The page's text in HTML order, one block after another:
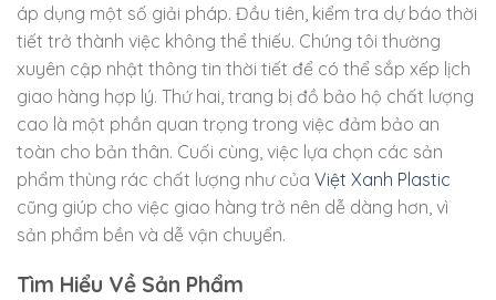
áp dụng một số giải pháp. Đầu tiên, kiểm tra dự báo thời
tiết trở thành việc không thể thiếu. Chúng tôi thường
xuyên cập nhật thông tin thời tiết để có thể sắp xếp lịch
giao hàng hợp lý. Thứ hai, trang bị đồ bảo hộ chất lượng
cao là một phần quan trọng trong việc đảm bảo an
toàn cho bản thân. Cuối cùng, việc lựa chọn các sản
phẩm thùng rác chất lượng như của Việt Xanh Plastic
cũng giúp cho việc giao hàng trở nên dễ dàng hơn, vì
sản phẩm bền và dễ vận chuyển.
Tìm Hiểu Về Sản Phẩm